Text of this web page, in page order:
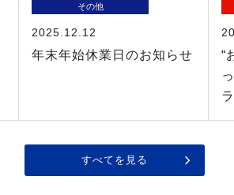
その他
2025.12.12
年末年始休業日のお知らせ
“
すべてを見る